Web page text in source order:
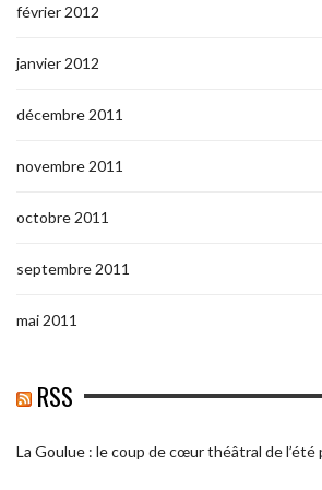
février 2012
janvier 2012
décembre 2011
novembre 2011
octobre 2011
septembre 2011
mai 2011
RSS
La Goulue : le coup de cœur théâtral de l’été